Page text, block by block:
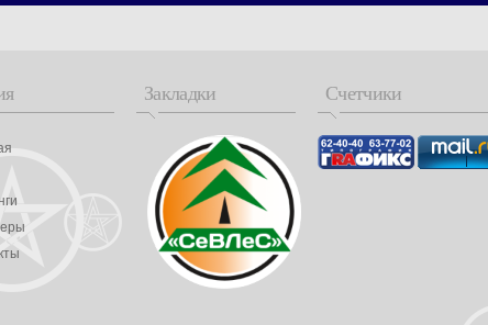
Закладки Счетчики